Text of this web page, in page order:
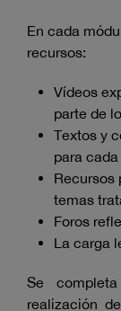
En cada
recursos:
Vídeos
parte de
Textos y
para
Recursos
temas
Foros
La carga
Se
realización